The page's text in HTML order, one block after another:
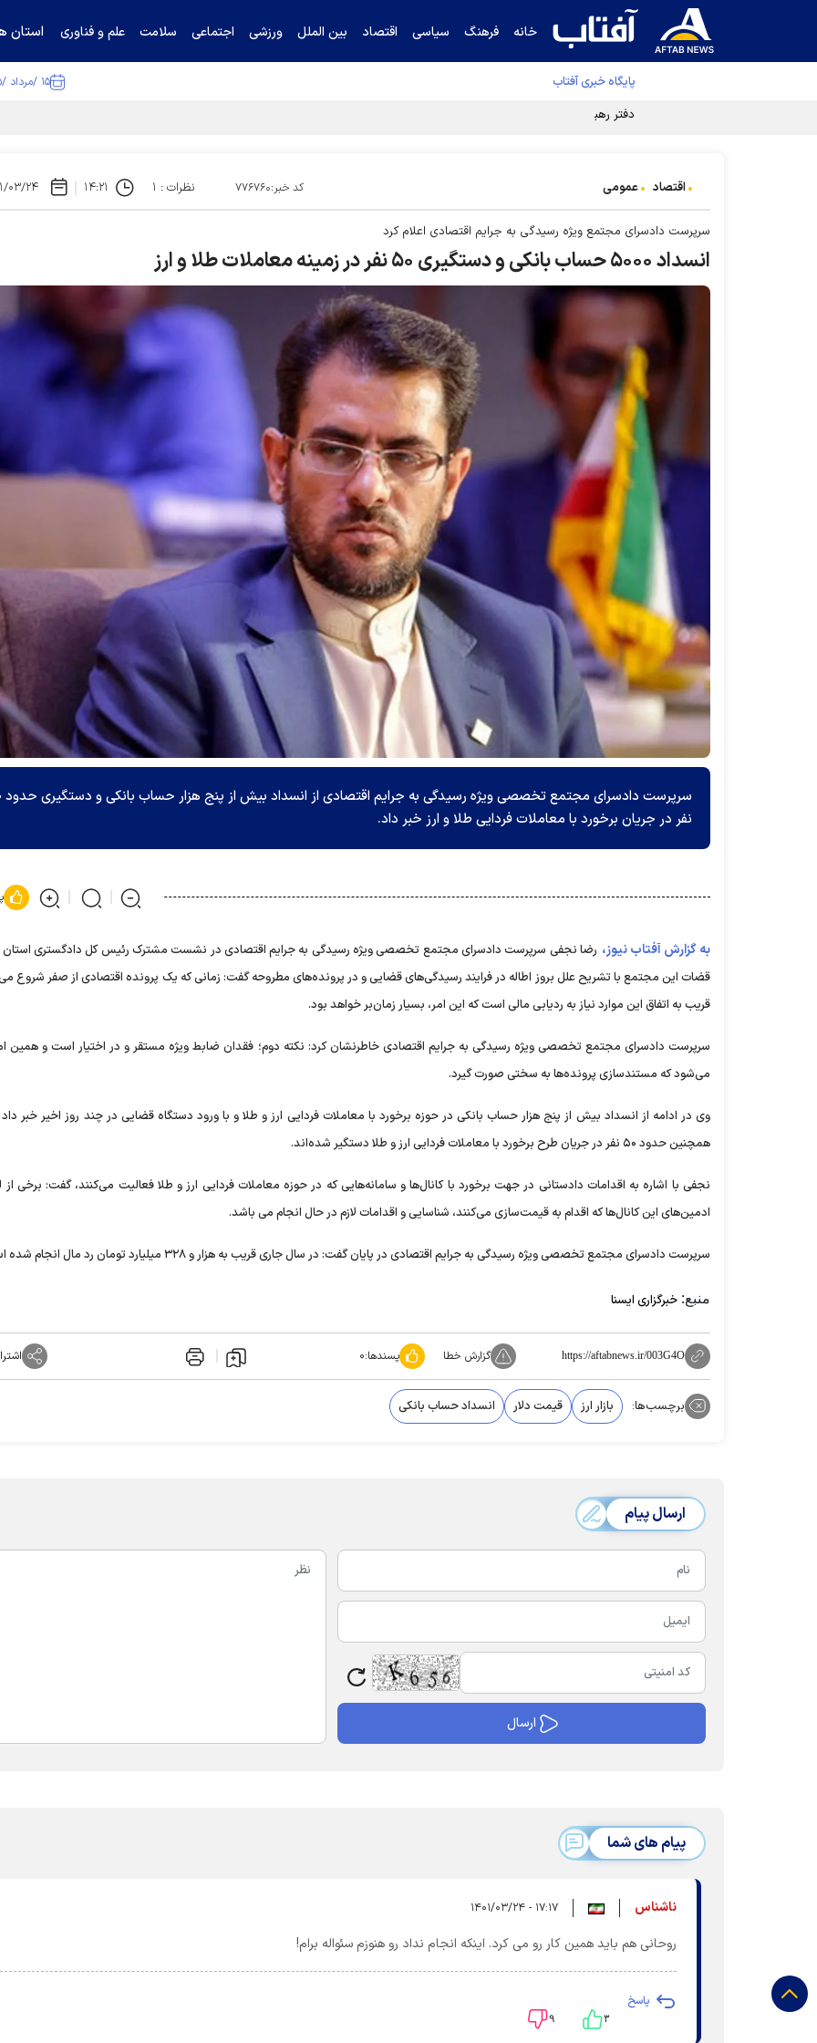
خانه فرهنگ سیاسی اقتصاد بین الملل ورزشی اجتماعی سلامت علم و فناوری استان
پایگاه خبری آفتاب ۱۵ /مرداد /۱۴۰۵
دفتر رهبر انقلاب ادعای خرازی درباره پزشکیان را تکذیب کرد
اقتصاد عمومی کد خبر:۷۷۶۷۶۰ نظرات : ۱ ۱۴:۲۱ ۱۴۰۱/
سرپرست دادسرای مجتمع ویژه رسیدگی به جرایم اقتصادی اعلام کرد
انسداد ۵۰۰۰ حساب بانکی و دستگیری ۵۰ نفر در زمینه معاملات طلا و ارز
سرپرست
نفر در جریان برخورد با معاملات فردایی طلا و ارز خبر داد.
به گزارش آفتاب نیوز، رضا نجفی سرپرست دادسرای مجتمع تخصصی ویژه رسیدگی به جرایم اقتصادی در نشست مشترک رئیس کل دادگستری استان
قضات این مجتمع با تشریح علل بروز اطاله در فرایند رسیدگی‌های قضایی و در پرونده‌های مطروحه گفت: زمانی که یک پرونده اقتصادی از صفر شروع
قریب به اتفاق این موارد نیاز به ردیابی مالی است که این امر، بسیار زمان‌بر خواهد بود.
سرپرست دادسرای مجتمع تخصصی ویژه رسیدگی به جرایم اقتصادی خاطرنشان کرد: نکته دوم؛ فقدان ضابط ویژه مستقر و در اختیار است و همین
می‌شود که مستندسازی پرونده‌ها به سختی صورت گیرد.
وی در ادامه از انسداد بیش از پنج هزار حساب بانکی در حوزه برخورد با معاملات فردایی ارز و طلا و با ورود دستگاه قضایی در چند روز اخیر خبر
همچنین حدود ۵۰ نفر در جریان طرح برخورد با معاملات فردایی ارز و طلا دستگیر شده‌اند.
نجفی با اشاره به اقدامات دادستانی در جهت برخورد با کانال‌ها و سامانه‌هایی که در حوزه معاملات فردایی ارز و طلا فعالیت می‌کنند، گفت: برخی از
ادمین‌های این کانال‌ها که اقدام به قیمت‌سازی می‌کنند، شناسایی و اقدامات لازم در حال انجام می باشد.
سرپرست دادسرای مجتمع تخصصی ویژه رسیدگی به جرایم اقتصادی در پایان گفت: در سال جاری قریب به هزار و ۳۲۸ میلیارد تومان رد مال انجام شده‌ است.
منبع: خبرگزاری ایسنا
https://aftabnews.ir/003G4O گزارش خطا پسندها:۰
برچسب‌ها: بازار ارز قیمت دلار انسداد حساب بانکی
ارسال پیام
پیام های شما
ناشناس ۱۷:۱۷ - ۱۴۰۱/۰۳/۲۴
روحانی هم باید همین کار رو می کرد. اینکه انجام نداد رو هنوزم سئواله برام!
پاسخ
۳ ۹